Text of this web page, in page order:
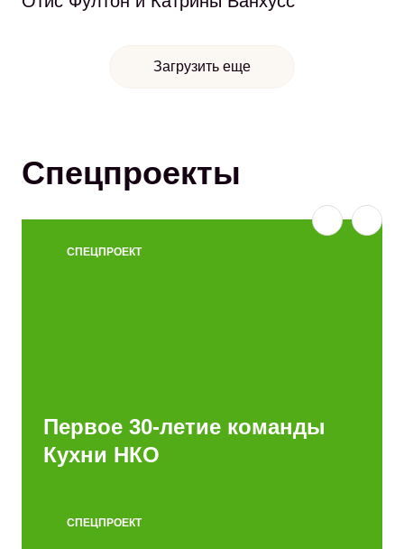
Загрузить еще
Спецпроекты
СПЕЦПРОЕКТ
Первое 30-летие команды
Кухни НКО
СПЕЦПРОЕКТ